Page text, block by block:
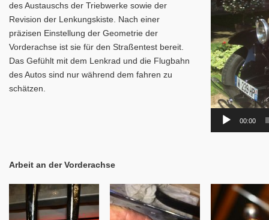
des Austauschs der Triebwerke sowie der
Revision der Lenkungskiste. Nach einer
präzisen Einstellung der Geometrie der
Vorderachse ist sie für den Straßentest bereit.
Das Gefühlt mit dem Lenkrad und die Flugbahn
des Autos sind nur während dem fahren zu
schätzen.
00:00
Arbeit an der Vorderachse